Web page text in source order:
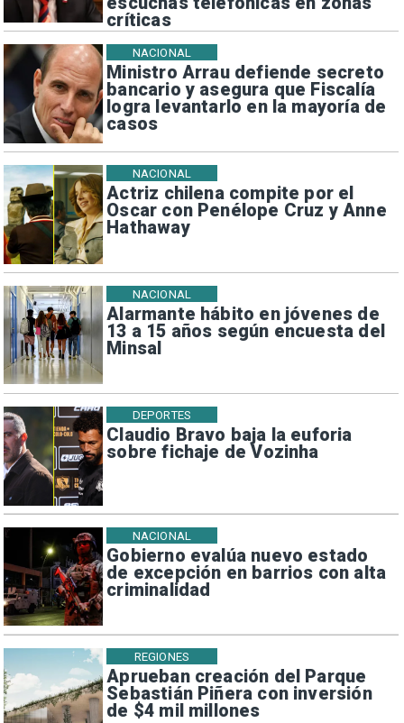
críticas
Ministro Arrau defiende secreto
bancario y asegura que Fiscalía
logra levantarlo en la mayoría de
casos
NACIONAL
Actriz chilena compite por el
Oscar con Penélope Cruz y Anne
Hathaway
NACIONAL
Alarmante hábito en jóvenes de
13 a 15 años según encuesta del
Minsal
NACIONAL
Claudio Bravo baja la euforia
sobre fichaje de Vozinha
DEPORTES
Gobierno evalúa nuevo estado
de excepción en barrios con alta
criminalidad
NACIONAL
Aprueban creación del Parque
Sebastián Piñera con inversión
de $4 mil millones
REGIONES